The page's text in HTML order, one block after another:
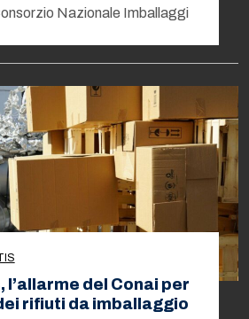
Nazionale Imballaggi
l’allarme del Conai per
rifiuti da imballaggio